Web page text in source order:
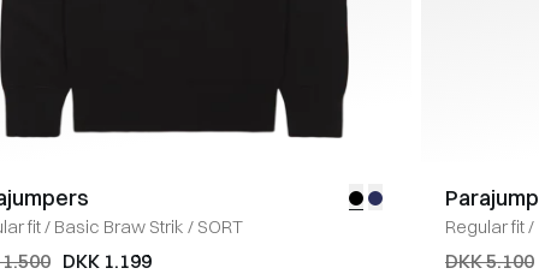
fit/ Basic Braw Strik / SORT
DKK 1.199
Regular fit/
DKK 5.100